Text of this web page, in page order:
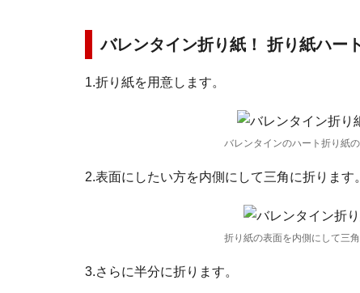
バレンタイン折り紙！ 折り紙ハー
1.折り紙を用意します。
バレンタインのハート折り紙
2.表面にしたい方を内側にして三角に折ります。
折り紙の表面を内側にして三角
3.さらに半分に折ります。